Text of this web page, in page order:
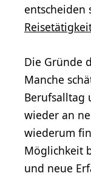
entscheiden
Die Gründe
Manche
Berufsalltag
wieder an
wiederum
Möglichkeit
und neue